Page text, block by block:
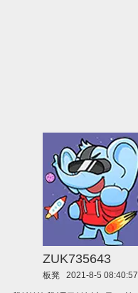
ZUK735643
板凳 2021-8-5 08:40:57